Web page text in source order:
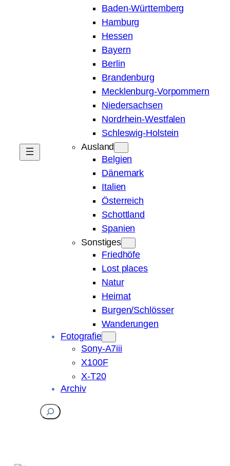
Baden-Württemberg
Hamburg
Hessen
Bayern
Berlin
Brandenburg
Mecklenburg-Vorpommern
Niedersachsen
Nordrhein-Westfalen
Schleswig-Holstein
Ausland
Belgien
Dänemark
Italien
Österreich
Schottland
Spanien
Sonstiges
Friedhöfe
Lost places
Natur
Heimat
Burgen/Schlösser
Wanderungen
Fotografie
Sony-A7iii
X100F
X-T20
Archiv
Suchen